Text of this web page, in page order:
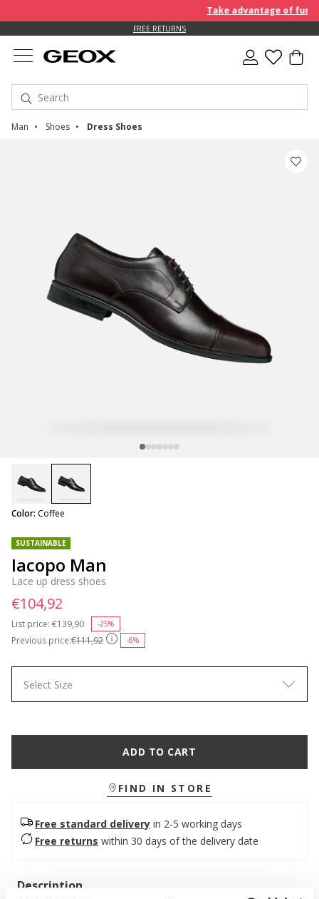
Take advantage of
FREE RETURNS
Man Shoes Dress Shoes
SUSTAINABLE
Iacopo Man
Lace up dress shoes
Previous price:€111,92 -6%
List price: Price reduced from
€139,90 -25%
€104,92
Color: Coffee
Select Size
ADD TO CART
FIND IN STORE
Free standard delivery in 2-5 working days
Free returns within 30 days of the delivery date
Description